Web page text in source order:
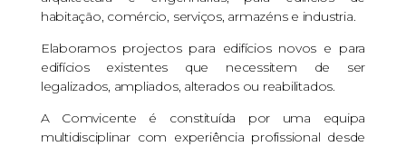
habitação, comércio, serviços, armazéns e industria.
Elaboramos projectos para edifícios novos e para
edifícios existentes que necessitem de ser
legalizados, ampliados, alterados ou reabilitados.
A Comvicente é constituída por uma equipa
multidisciplinar com experiência profissional desde